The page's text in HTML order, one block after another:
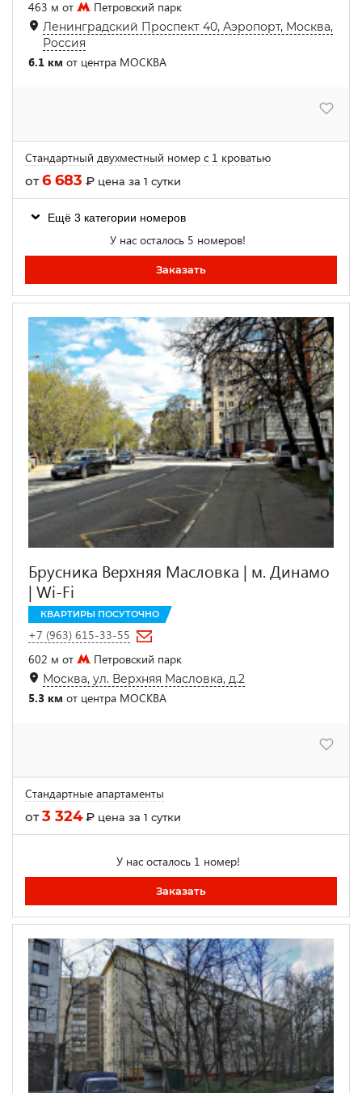
463 м от
Петровский парк
Ленинградский Проспект 40, Аэропорт, Москва,
Россия
6.1 км от центра МОСКВА
Стандартный двухместный номер с 1 кроватью
от6 683 ₽ цена за 1 сутки
Ещё 3 категории номеров
У нас осталось 5 номеров!
Заказать
Брусника Верхняя Масловка | м. Динамо
| Wi-Fi
КВАРТИРЫ ПОСУТОЧНО
+7 (963) 615-33-55
602 м от
Петровский парк
Москва, ул. Верхняя Масловка, д.2
5.3 км от центра МОСКВА
Стандартные апартаменты
от3 324₽ цена за 1 сутки
У нас осталось 1 номер!
Заказать